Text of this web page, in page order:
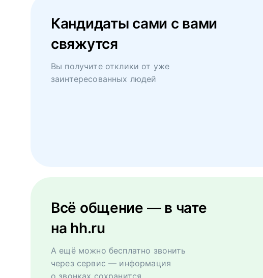
Кандидаты сами с вами
свяжутся
Вы получите отклики от уже
заинтересованных людей
Всё общение — в чате
на hh.ru
А ещё можно бесплатно звонить
через сервис — информация
о звонках сохранится